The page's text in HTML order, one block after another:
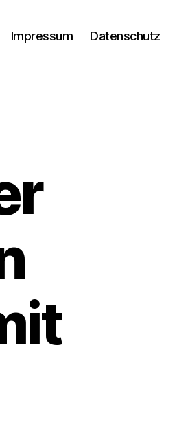
Impressum Datenschutz